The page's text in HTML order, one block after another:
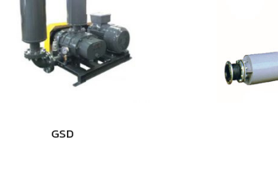
GSD